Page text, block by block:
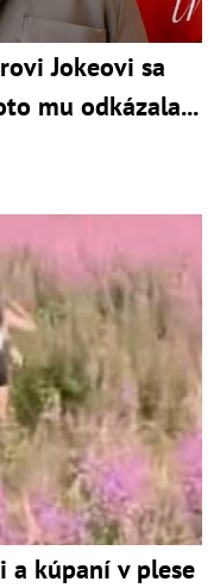
Jokeovi sa
mu odkázala...
a kúpaní v plese